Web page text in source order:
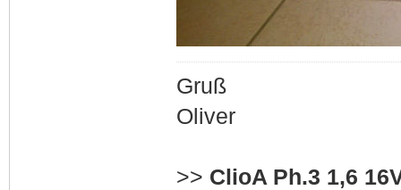
Gruß
Oliver
>> ClioA Ph.3 1,6